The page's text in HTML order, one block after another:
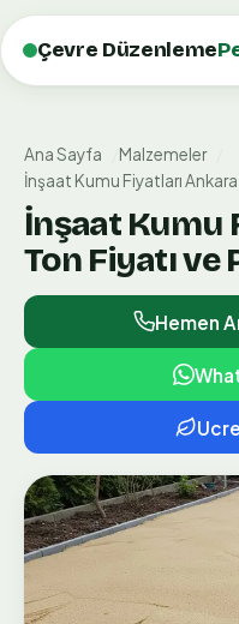
Çevre Düzenleme
Ana Sayfa
Malzemeler
İnşaat Kumu Fiyatları
İnşaat Kumu
Ton Fiyatı ve
Hemen